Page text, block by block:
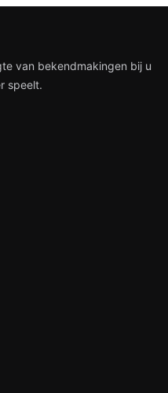
van bekendmakingen bij u
speelt.